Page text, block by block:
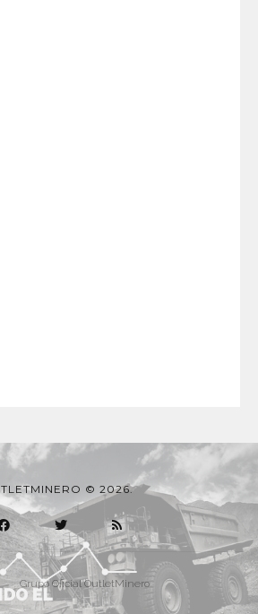
© 2026.
Grupo Oficial OutletMinero